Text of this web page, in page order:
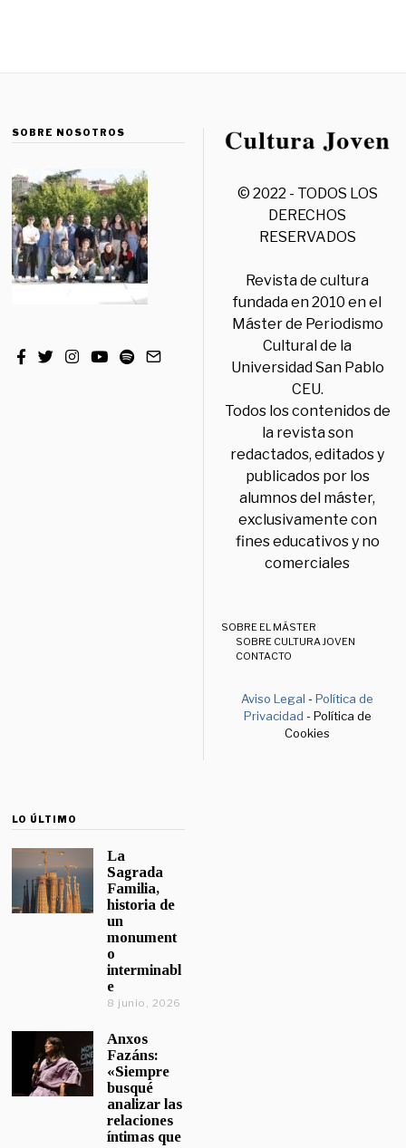
SOBRE NOSOTROS
© 2022 - TODOS LOS
DERECHOS
RESERVADOS
Revista de cultura
fundada en 2010 en el
Máster de Periodismo
Cultural de la
Universidad San Pablo
CEU.
Todos los contenidos de
la revista son
redactados, editados y
publicados por los
alumnos del máster,
exclusivamente con
fines educativos y no
comerciales
SOBRE EL MÁSTER
SOBRE CULTURA JOVEN
CONTACTO
Aviso Legal -Política de
Privacidad - Política de
Cookies
LO ÚLTIMO
La
Sagrada
Familia,
historia de
un
monument
o
interminabl
e
8 junio, 2026
Anxos
Fazáns:
«Siempre
busqué
analizar las
relaciones
íntimas que